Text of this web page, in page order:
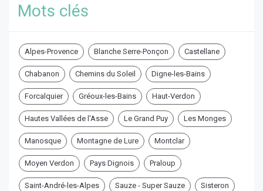
Mots clés
Alpes-Provence Blanche Serre-Ponçon Castellane
Chabanon Chemins du Soleil Digne-les-Bains
Forcalquier Gréoux-les-Bains Haut-Verdon
Hautes Vallées de l'Asse Le Grand Puy Les Monges
Manosque Montagne de Lure Montclar
Moyen Verdon Pays Dignois Praloup
Saint-André-les-Alpes Sauze - Super Sauze Sisteron